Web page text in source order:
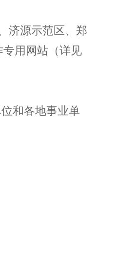
济源示范区、郑
用网站（详见
和各地事业单